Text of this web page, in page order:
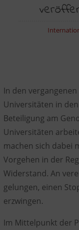
In den
Universitäten in
Beteiligung am
Universitäten
machen sich dabei
Vorgehen in der
Widerstand. An
gelungen, einen
erzwingen.
Im Mittelpunkt der